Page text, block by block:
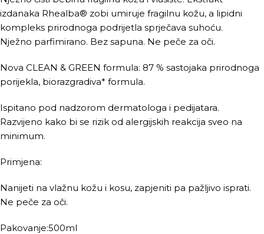
izdanaka Rhealba® zobi umiruje fragilnu kožu, a lipidni
kompleks prirodnoga podrijetla sprječava suhoću.
Nježno parfimirano. Bez sapuna. Ne peče za oči.
Nova CLEAN & GREEN formula: 87 % sastojaka prirodnoga
porijekla, biorazgradiva* formula.
Ispitano pod nadzorom dermatologa i pedijatara.
Razvijeno kako bi se rizik od alergijskih reakcija sveo na
minimum.
Primjena:
Nanijeti na vlažnu kožu i kosu, zapjeniti pa pažljivo isprati.
Ne peče za oči.
Pakovanje:500ml